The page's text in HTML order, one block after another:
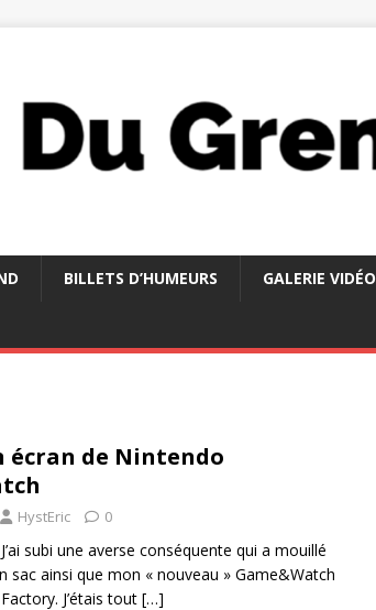
BILLETS D’HUMEURS GALERIE VIDÉO
écran de Nintendo
HystEric 0
subi une averse conséquente qui a mouillé
sac ainsi que mon « nouveau » Game&Watch
J’étais tout […]